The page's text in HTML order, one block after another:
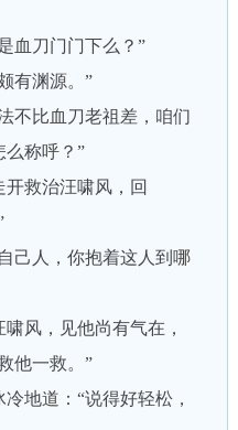
刀门门下么？”
有渊源。”
比血刀老祖差，咱们
么称呼？”
救治汪啸风，回
人，你抱着这人到哪
风，见他尚有气在，
他一救。”
地道：“说得好轻松，